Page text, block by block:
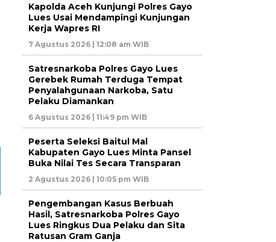
Kapolda Aceh Kunjungi Polres Gayo
Lues Usai Mendampingi Kunjungan
Kerja Wapres RI
7 Agustus 2026 | 12:08 am WIB
Satresnarkoba Polres Gayo Lues
Gerebek Rumah Terduga Tempat
Penyalahgunaan Narkoba, Satu
Pelaku Diamankan
6 Agustus 2026 | 11:49 pm WIB
Peserta Seleksi Baitul Mal
Kabupaten Gayo Lues Minta Pansel
Buka Nilai Tes Secara Transparan
2 Agustus 2026 | 10:05 pm WIB
Pengembangan Kasus Berbuah
Hasil, Satresnarkoba Polres Gayo
Lues Ringkus Dua Pelaku dan Sita
Ratusan Gram Ganja